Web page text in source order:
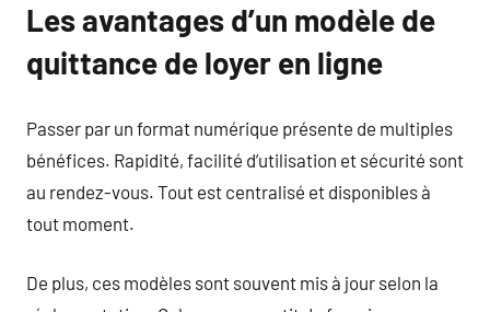
Les avantages d’un modèle de
quittance de loyer en ligne
Passer par un format numérique présente de multiples
bénéfices. Rapidité, facilité d’utilisation et sécurité sont
au rendez-vous. Tout est centralisé et disponibles à
tout moment.
De plus, ces modèles sont souvent mis à jour selon la